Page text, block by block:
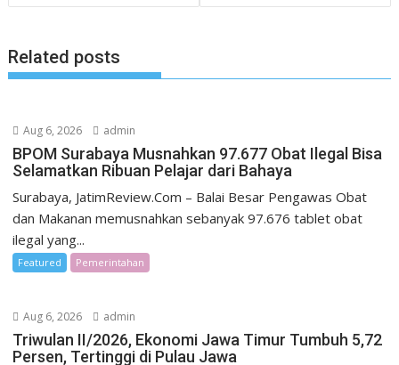
Related posts
Aug 6, 2026 admin
BPOM Surabaya Musnahkan 97.677 Obat Ilegal Bisa
Selamatkan Ribuan Pelajar dari Bahaya
Surabaya, JatimReview.Com – Balai Besar Pengawas Obat
dan Makanan memusnahkan sebanyak 97.676 tablet obat
ilegal yang...
Featured Pemerintahan
Aug 6, 2026 admin
Triwulan II/2026, Ekonomi Jawa Timur Tumbuh 5,72
Persen, Tertinggi di Pulau Jawa